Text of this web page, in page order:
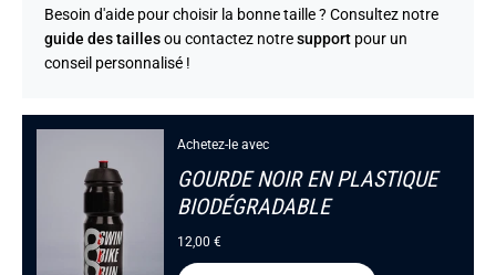
Besoin d'aide pour choisir la bonne taille ? Consultez notre
guide des taillesou contactez notresupport pour un
conseil personnalisé !
Achetez-le avec
GOURDE NOIR EN PLASTIQUE
BIODÉGRADABLE
12,00 €